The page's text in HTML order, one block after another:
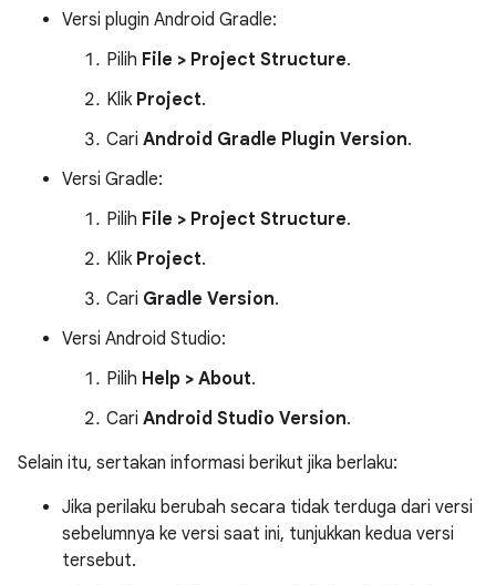
Versi plugin Android Gradle:
Pilih File > Project Structure.
Klik Project.
Cari Android Gradle Plugin Version.
Versi Gradle:
Pilih File > Project Structure.
Klik Project.
Cari Gradle Version.
Versi Android Studio:
Pilih Help > About.
Cari Android Studio Version.
Selain itu, sertakan informasi berikut jika berlaku:
Jika perilaku berubah secara tidak terduga dari versi
sebelumnya ke versi saat ini, tunjukkan kedua versi
tersebut.